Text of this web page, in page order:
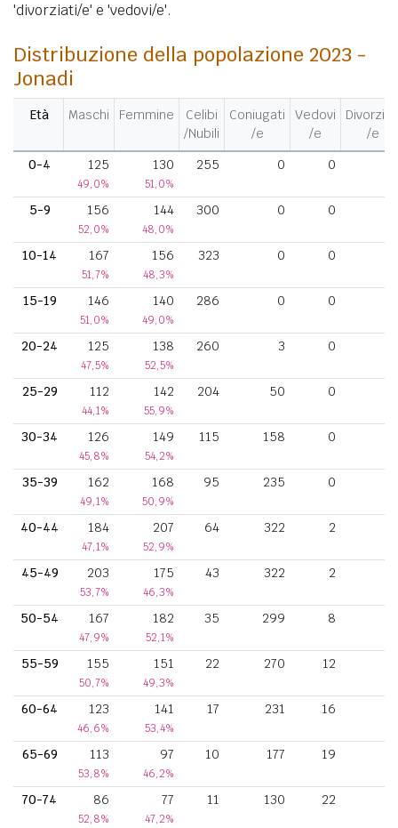
'divorziati/e' e 'vedovi/e'.
Distribuzione della popolazione 2023 -
Jonadi
Età Maschi Femmine
Celibi
/Nubili
Coniugati
/e
Vedovi
/e
/e
0-4
125
49,0%
130
51,0%
255 0 0
5-9 156
52,0%
144
48,0%
300 0 0
10-14 167
51,7%
156
48,3%
323 0 0
15-19 146
51,0%
140
49,0%
286 0 0
20-24 125
47,5%
138
52,5%
260 3 0
25-29 112
44,1%
142
55,9%
204 50 0
30-34 126
45,8%
149
54,2%
115 158 0
35-39 162
49,1%
168
50,9%
95 235 0
40-44 184
47,1%
207
52,9%
64 322 2
45-49 203
53,7%
175
46,3%
43 322 2
50-54 167
47,9%
182
52,1%
35 299 8
55-59 155
50,7%
151
49,3%
22 270 12
60-64 123
46,6%
141
53,4%
17 231 16
65-69 113
53,8%
97
46,2%
10 177 19
70-74 86
52,8%
77
47,2%
11 130 22